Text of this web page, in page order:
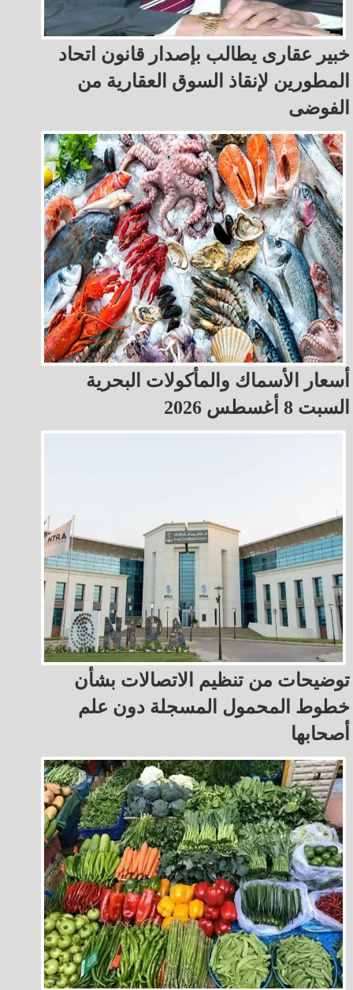
خبير عقارى يطالب بإصدار قانون اتحاد
المطورين لإنقاذ السوق العقارية من
الفوضى
أسعار الأسماك والمأكولات البحرية
السبت 8 أغسطس 2026
توضيحات من تنظيم الاتصالات بشأن
خطوط المحمول المسجلة دون علم
أصحابها